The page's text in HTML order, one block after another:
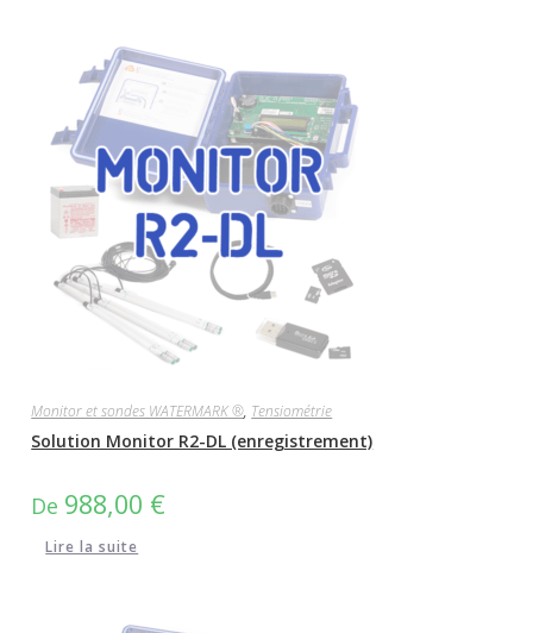
Monitor et sondes WATERMARK ®, Tensiométrie
Solution Monitor R2-DL (enregistrement)
De 988,00 €
Lire la suite